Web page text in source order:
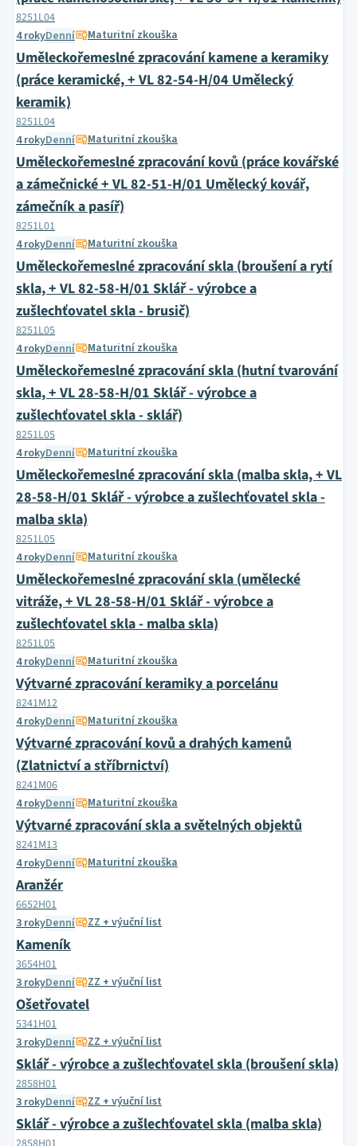
8251L04
4 rokyDenní Maturitní zkouška
Uměleckořemeslné zpracování kamene a keramiky
(práce keramické, + VL 82-54-H/04 Umělecký
keramik)
8251L04
4 rokyDenní Maturitní zkouška
Uměleckořemeslné zpracování kovů (práce kovářské
a zámečnické + VL 82-51-H/01 Umělecký kovář,
zámečník a pasíř)
8251L01
4 rokyDenní Maturitní zkouška
Uměleckořemeslné zpracování skla (broušení a rytí
skla, + VL 82-58-H/01 Sklář - výrobce a
zušlechťovatel skla - brusič)
8251L05
4 rokyDenní Maturitní zkouška
Uměleckořemeslné zpracování skla (hutní tvarování
skla, + VL 28-58-H/01 Sklář - výrobce a
zušlechťovatel skla - sklář)
8251L05
4 rokyDenní Maturitní zkouška
Uměleckořemeslné zpracování skla (malba skla, + VL
28-58-H/01 Sklář - výrobce a zušlechťovatel skla -
malba skla)
8251L05
4 rokyDenní Maturitní zkouška
Uměleckořemeslné zpracování skla (umělecké
vitráže, + VL 28-58-H/01 Sklář - výrobce a
zušlechťovatel skla - malba skla)
8251L05
4 rokyDenní Maturitní zkouška
Výtvarné zpracování keramiky a porcelánu
8241M12
4 rokyDenní Maturitní zkouška
Výtvarné zpracování kovů a drahých kamenů
(Zlatnictví a stříbrnictví)
8241M06
4 rokyDenní Maturitní zkouška
Výtvarné zpracování skla a světelných objektů
8241M13
4 rokyDenní Maturitní zkouška
Aranžér
6652H01
3 rokyDenní ZZ + výuční list
Kameník
3654H01
3 rokyDenní ZZ + výuční list
Ošetřovatel
5341H01
3 rokyDenní ZZ + výuční list
Sklář - výrobce a zušlechťovatel skla (broušení skla)
2858H01
3 rokyDenní ZZ + výuční list
Sklář - výrobce a zušlechťovatel skla (malba skla)